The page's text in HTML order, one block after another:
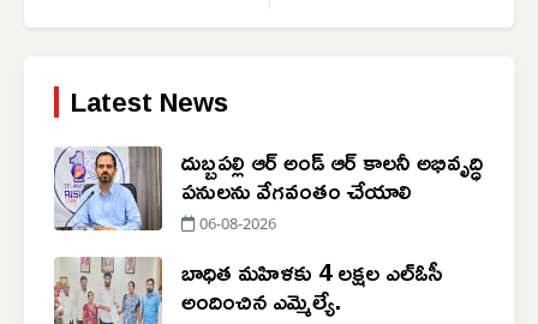
Latest News
దుబ్బపల్లి ఆర్‌ అండ్‌ ఆర్ కాలనీ అభివృద్ధి
పనులను వేగవంతం చేయాలి
06-08-2026
బాధిత మహిళకు 4 లక్షల ఎల్ఓసీ
అందించిన ఎమ్మెల్యే.